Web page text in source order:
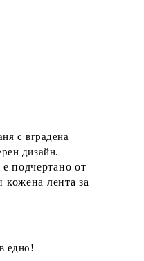
с вградена
дизайн.
подчертано от
кожена лента за
едно!